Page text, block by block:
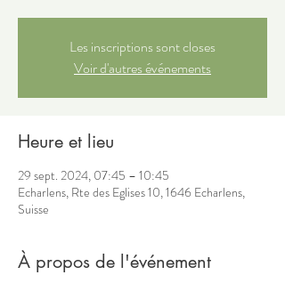
Les inscriptions sont closes
Voir d'autres événements
Heure et lieu
29 sept. 2024, 07:45 – 10:45
Echarlens, Rte des Eglises 10, 1646 Echarlens,
Suisse
À propos de l'événement